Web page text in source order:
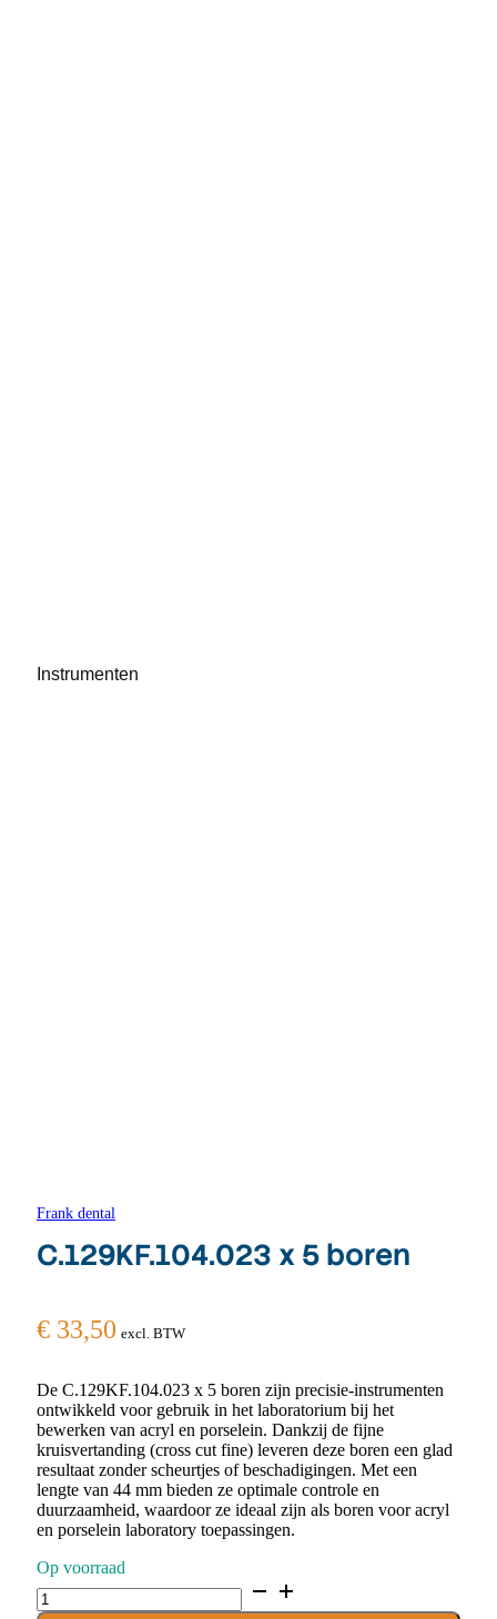
Instrumenten
Frank dental
C.129KF.104.023 x 5 boren
€ 33,50 excl. BTW
De C.129KF.104.023 x 5 boren zijn precisie-instrumenten
ontwikkeld voor gebruik in het laboratorium bij het
bewerken van acryl en porselein. Dankzij de fijne
kruisvertanding (cross cut fine) leveren deze boren een glad
resultaat zonder scheurtjes of beschadigingen. Met een
lengte van 44 mm bieden ze optimale controle en
duurzaamheid, waardoor ze ideaal zijn als boren voor acryl
en porselein laboratory toepassingen.
Op voorraad
C.129KF.104.023
x